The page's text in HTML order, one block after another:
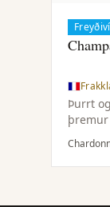
Þurrt